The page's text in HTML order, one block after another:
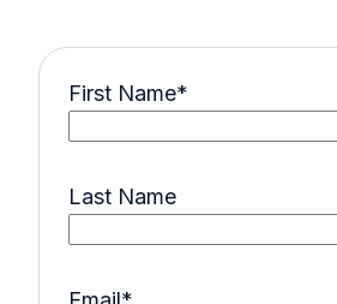
First Name*
Last Name